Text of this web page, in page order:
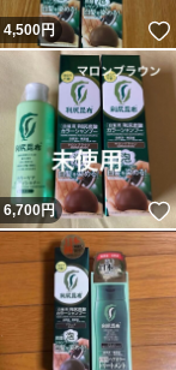
いいね！
4,500円
いいね！
6,700円